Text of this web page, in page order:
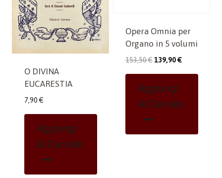
O DIVINA
EUCARESTIA
7,90 €
Aggiungi
Al Carrello
Opera Omnia per
Organo in 5 volumi
153,50€ Il
era:
153,50 €.
139,90€Il
139,90 €.
Aggiungi
Al Carrello